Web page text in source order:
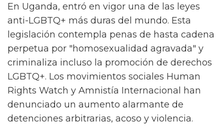
En Uganda, entró en vigor una de las leyes
anti-LGBTQ+ más duras del mundo. Esta
legislación contempla penas de hasta cadena
perpetua por "homosexualidad agravada" y
criminaliza incluso la promoción de derechos
LGBTQ+. Los movimientos sociales Human
Rights Watch y Amnistía Internacional han
denunciado un aumento alarmante de
detenciones arbitrarias, acoso y violencia.